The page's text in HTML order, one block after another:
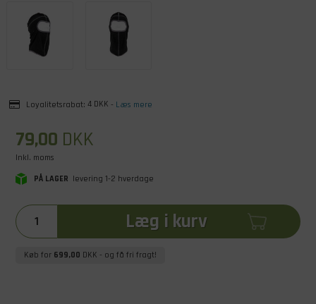
Loyalitetsrabat: 4 DKK - Læs mere
79,00 DKK
Inkl. moms
PÅ LAGER levering 1-2 hverdage
Læg i kurv
Køb for 699,00 DKK - og få fri fragt!